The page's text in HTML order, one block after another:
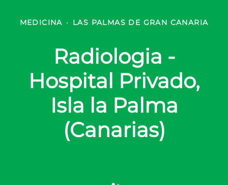
MEDICINA · LAS PALMAS DE GRAN CANARIA
Radiologia -
Hospital Privado,
Isla la Palma
(Canarias)